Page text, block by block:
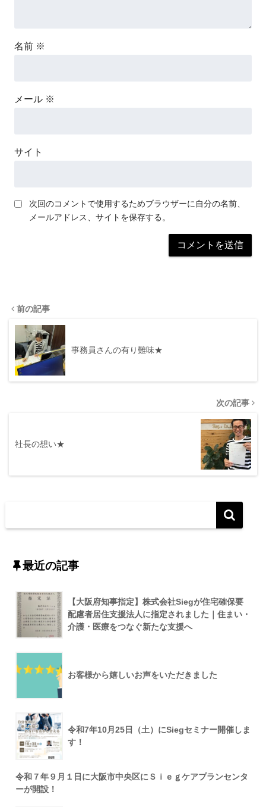
名前 ※
メール ※
サイト
次回のコメントで使用するためブラウザーに自分の名前、
メールアドレス、サイトを保存する。
前の記事
事務員さんの有り難味★
次の記事
社長の想い★
最近の記事
【大阪府知事指定】株式会社Siegが住宅確保要
配慮者居住支援法人に指定されました｜住まい・
介護・医療をつなぐ新たな支援へ
お客様から嬉しいお声をいただきました
令和7年10月25日（土）にSiegセミナー開催しま
す！
令和７年９月１日に大阪市中央区にＳｉｅｇケアプランセンタ
ーが開設！